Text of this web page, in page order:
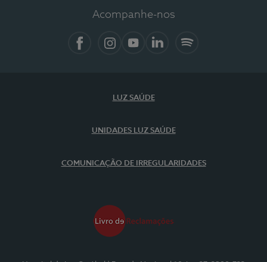
Acompanhe-nos
LUZ SAÚDE
UNIDADES LUZ SAÚDE
COMUNICAÇÃO DE IRREGULARIDADES